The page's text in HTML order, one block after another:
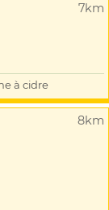
7km
à cidre
8km